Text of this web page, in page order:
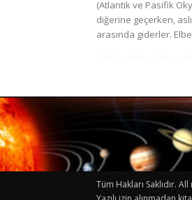
(Atlantik ve Pasifik
diğerine geçerken,
arasında giderler.
Tüm Hakları Saklıdır.